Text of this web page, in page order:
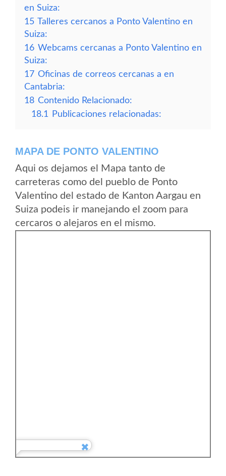
en Suiza:
15 Talleres cercanos a Ponto Valentino en
Suiza:
16 Webcams cercanas a Ponto Valentino en
Suiza:
17 Oficinas de correos cercanas a en
Cantabria:
18 Contenido Relacionado:
18.1
Publicaciones relacionadas:
MAPA DE PONTO VALENTINO
Aqui os dejamos el Mapa tanto de
carreteras como del pueblo de Ponto
Valentino del estado de Kanton Aargau en
Suiza podeis ir manejando el zoom para
cercaros o alejaros en el mismo.